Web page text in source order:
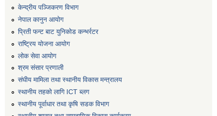
केन्द्रीय पञ्जिकरण विभाग
नेपाल कानुन आयोग
प्रिती फन्ट बाट युनिकोड कन्भर्रटर
राष्ट्रिय योजना आयोग
लोक सेवा आयोग
श्रम संसार प्रणाली
संघीय मामिला तथा स्थानीय विकास मन्त्रालय
स्थानीय तहको लागि ICT ब्लग
स्थानीय पूर्वाधार तथा कृषि सडक विभाग